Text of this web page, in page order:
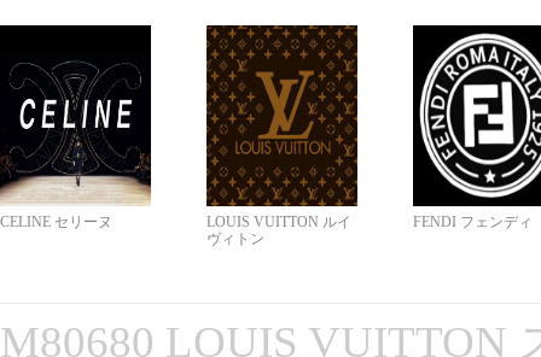
CELINE セリーヌ
LOUIS VUITTON ルイ
ヴィトン
FENDI フェンディ
M80680 LOUIS VUITTON